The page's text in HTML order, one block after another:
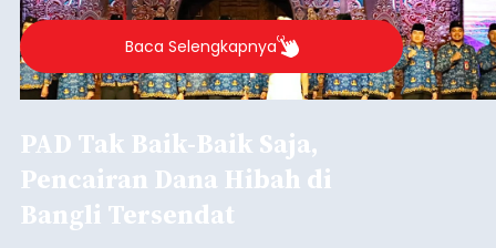
Baca Selengkapnya
PAD Tak Baik-Baik Saja,
Pencairan Dana Hibah di
Bangli Tersendat